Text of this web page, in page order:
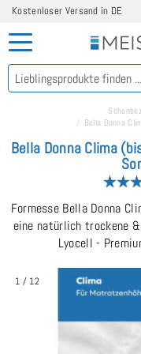
Kostenloser Versand in DE
Bella Donna
Bella Donna Clima
Formesse Bella Donna
eine natürlich trockene
Lyocell -
1 / 12